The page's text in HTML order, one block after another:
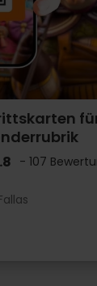
- 107